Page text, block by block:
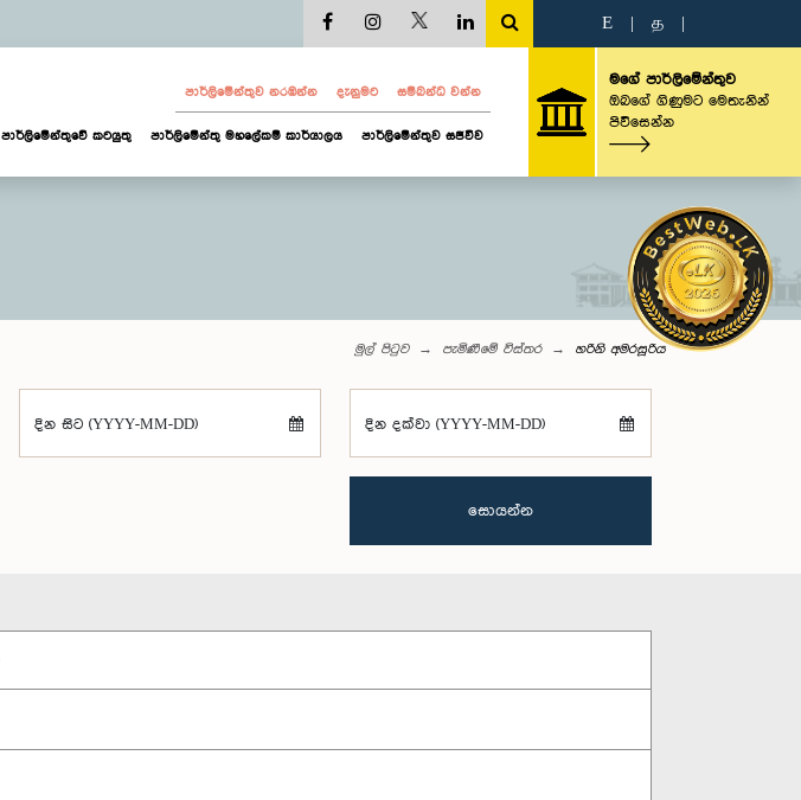
E த
පාර්ලි‌මේන්තුව නරඹන්න දැනුමට සම්බන්ධ වන්න
පාර්ලිමේන්තුවේ කටයුතු පාර්ලිමේන්තු මහලේකම් කාර්යාලය පාර්ලිමේන්තුව සජීවීව
මගේ පාර්ලිමේන්තුව
ඔබගේ ගිණුමට මෙතැනින්
පිවිසෙන්න
මුල් පිටුව පැමිණීමේ විස්තර හරිනි අමරසූරිය
දින සිට (YYYY-MM-DD) දින දක්වා (YYYY-MM-DD)
සොයන්න